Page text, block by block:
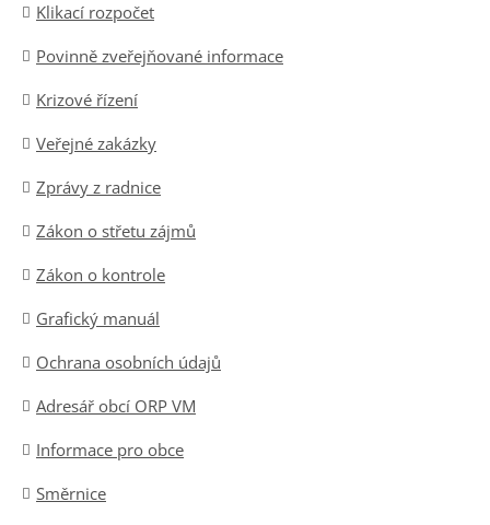
Klikací rozpočet
Povinně zveřejňované informace
Krizové řízení
Veřejné zakázky
Zprávy z radnice
Zákon o střetu zájmů
Zákon o kontrole
Grafický manuál
Ochrana osobních údajů
Adresář obcí ORP VM
Informace pro obce
Směrnice